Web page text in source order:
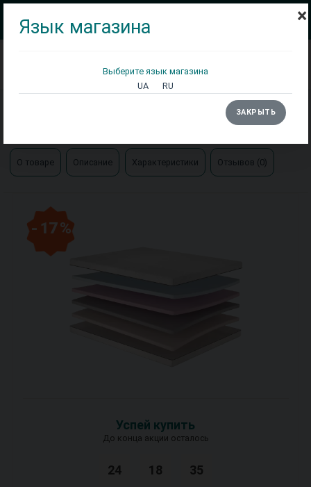
Матрасы
×
Язык магазина
Выберите язык магазина
UA
RU
ЗАКРЫТЬ
О товаре Описание Характеристики Отзывов (0)
- 17 %
Успей купить
До конца акции осталось
24 1 8 35